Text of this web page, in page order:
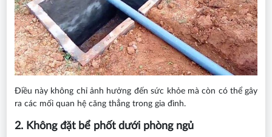
Điều này không chỉ ảnh hưởng đến sức khỏe mà còn có thể gây
ra các mối quan hệ căng thẳng trong gia đình.
2. Không đặt bể phốt dưới phòng ngủ